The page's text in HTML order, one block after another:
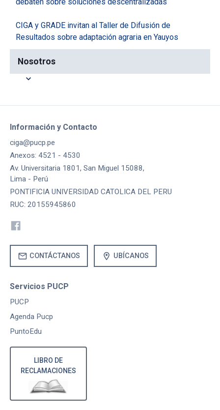
CIGA y GRADE invitan al Taller de Difusión de
Resultados sobre adaptación agraria en Yauyos
Nosotros
expand_more
Información y Contacto
ciga@pucp.pe
Anexos: 4521 - 4530
Av. Universitaria 1801, San Miguel 15088,
Lima - Perú
PONTIFICIA UNIVERSIDAD CATOLICA DEL PERU
RUC: 20155945860
mail CONTÁCTANOS location_on UBÍCANOS
Servicios PUCP
PUCP
Agenda Pucp
PuntoEdu
LIBRO DE
RECLAMACIONES